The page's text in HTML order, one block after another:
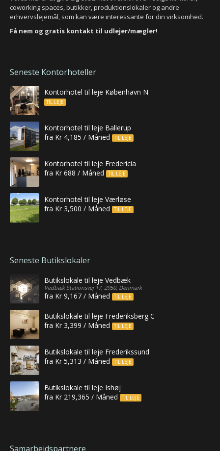
coworking spaces, butikker, produktionslokaler og andre
erhvervslejemål, som kan være interessante for din virksomhed.
Få nem og gratis kontakt til udlejer/mægler!
Seneste Kontorhoteller
Kontorhotel til leje København N
TIL LEJE
Kontorhotel til leje Ballerup
fra Kr 4,185 / Måned
TIL LEJE
Kontorhotel til leje Fredericia
fra Kr 688 / Måned
TIL LEJE
Kontorhotel til leje Værløse
fra Kr 3,500 / Måned
TIL LEJE
Seneste Butikslokaler
Butikslokale til leje Vedbæk
Vedbæk Stationsvej 17, 2950, Denmark
fra Kr 9,167 / Måned TIL LEJE
Butikslokale til leje Frederiksberg C
fra Kr 3,399 / Måned
TIL LEJE
Butikslokale til leje Frederikssund
fra Kr 5,313 / Måned
TIL LEJE
Butikslokale til leje Ishøj
fra Kr 219,365 / Måned
TIL LEJE
Samarbejdspartnere